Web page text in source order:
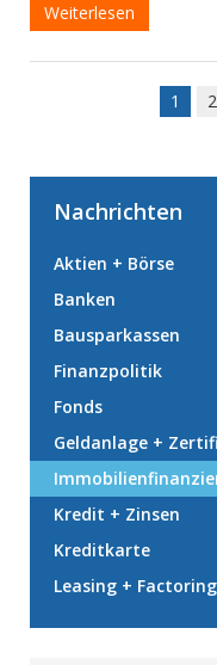
Weiterlesen
1 2
Nachrichten
Aktien + Börse
Banken
Bausparkassen
Finanzpolitik
Fonds
Geldanlage +
Kredit + Zinsen
Kreditkarte
Leasing + Factoring